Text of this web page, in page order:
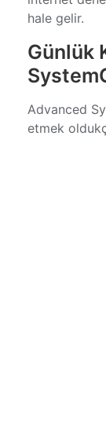
hale gelir.
Günlük
Advanced
etmek